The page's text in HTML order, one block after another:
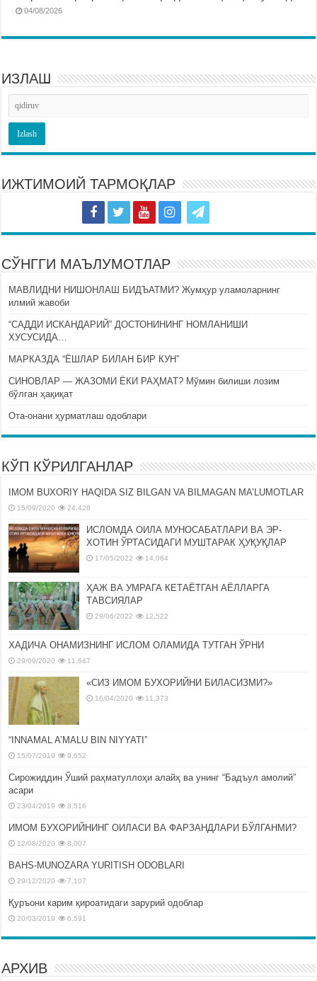
04/08/2026
ИЗЛАШ
ИЖТИМОИЙ ТАРМОҚЛАР
СЎНГГИ МАЪЛУМОТЛАР
МАВЛИДНИ НИШОНЛАШ БИДЪАТМИ? Жумҳур уламоларнинг
илмий жавоби
“САДДИ ИСКАНДАРИЙ” ДОСТОНИНИНГ НОМЛАНИШИ
ХУСУСИДА…
МАРКАЗДА “ЁШЛАР БИЛАН БИР КУН”
СИНОВЛАР — ЖАЗОМИ ЁКИ РАҲМАТ? Мўмин билиши лозим
бўлган ҳақиқат
Ота-онани ҳурматлаш одоблари
КЎП КЎРИЛГАНЛАР
IMOM BUXORIY HAQIDA SIZ BILGAN VA BILMAGAN MA’LUMOTLAR
15/09/2020 24,428
ИСЛОМДА ОИЛА МУНОСАБАТЛАРИ ВА ЭР-
ХОТИН ЎРТАСИДАГИ МУШТАРАК ҲУҚУҚЛАР
17/05/2022 14,064
ҲАЖ ВА УМРАГА КЕТАЁТГАН АЁЛЛАРГА
ТАВСИЯЛАР
29/06/2022 12,522
ХАДИЧА ОНАМИЗНИНГ ИСЛОМ ОЛАМИДА ТУТГАН ЎРНИ
29/09/2020 11,647
«СИЗ ИМОМ БУХОРИЙНИ БИЛАСИЗМИ?»
16/04/2020 11,373
“INNAMAL A’MALU BIN NIYYATI”
15/07/2019 9,652
Сирожиддин Ўший раҳматуллоҳи алайҳ ва унинг “Бадъул амолий”
асари
23/04/2019 8,516
ИМОМ БУХОРИЙНИНГ ОИЛАСИ ВА ФАРЗАНДЛАРИ БЎЛГАНМИ?
12/08/2020 8,007
BAHS-MUNOZARA YURITISH ODOBLARI
29/12/2020 7,107
Қуръони карим қироатидаги зарурий одоблар
20/03/2019 6,591
АРХИВ